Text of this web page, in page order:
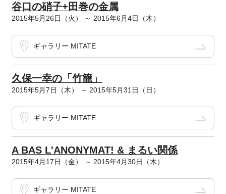
谷口の硝子+田巻の金属
2015年5月26日（火） ～ 2015年6月4日（木）
ギャラリー MITATE
久保一幸の「竹籠」
2015年5月7日（木） ～ 2015年5月31日（日）
ギャラリー MITATE
A BAS L'ANONYMAT! & まるい関係
2015年4月17日（金） ～ 2015年4月30日（木）
ギャラリー MITATE